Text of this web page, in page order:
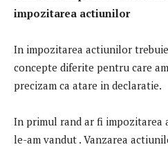
impozitarea actiunilor
In impozitarea actiunilor
concepte diferite pentru care
precizam ca atare in declaratie.
In primul rand ar fi impozitarea
le-am vandut . Vanzarea